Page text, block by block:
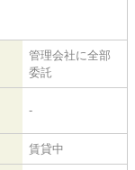
管理会社に全部
委託
-
賃貸中